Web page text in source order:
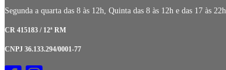
Segunda a quarta das 8 às 12h, Quinta das 8 às 12h e das 17 às
CR 415183 / 12ª RM
CNPJ 36.133.294/0001-77